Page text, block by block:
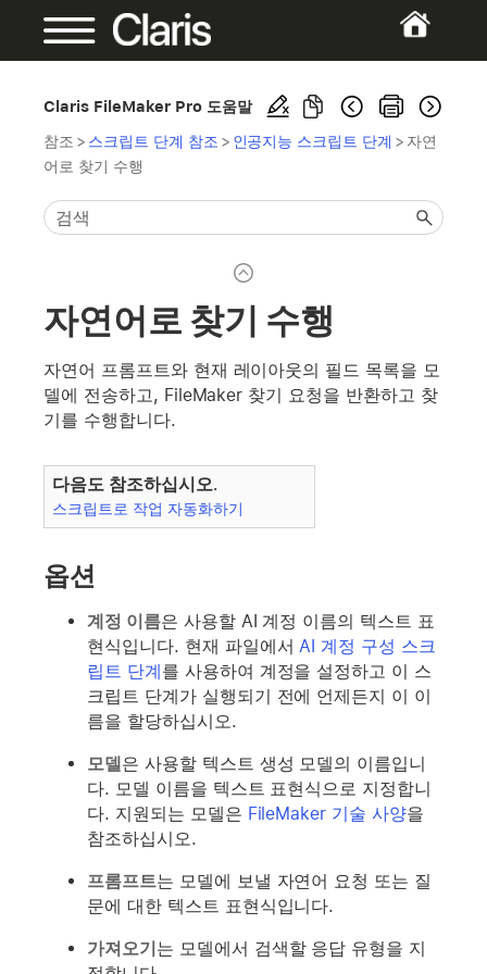
Claris FileMaker Pro 도움말
참조 > 스크립트 단계 참조 > 인공지능 스크립트 단계 > 자연
어로 찾기 수행
자연어로 찾기 수행
자연어 프롬프트와 현재 레이아웃의 필드 목록을 모
델에 전송하고, FileMaker 찾기 요청을 반환하고 찾
기를 수행합니다.
다음도 참조하십시오.
스크립트로 작업 자동화하기
옵션
계정 이름은 사용할 AI 계정 이름의 텍스트 표
현식입니다. 현재 파일에서 AI 계정 구성 스크
립트 단계를 사용하여 계정을 설정하고 이 스
크립트 단계가 실행되기 전에 언제든지 이 이
름을 할당하십시오.
모델은 사용할 텍스트 생성 모델의 이름입니
다. 모델 이름을 텍스트 표현식으로 지정합니
다. 지원되는 모델은 FileMaker 기술 사양을
참조하십시오.
프롬프트는 모델에 보낼 자연어 요청 또는 질
문에 대한 텍스트 표현식입니다.
가져오기는 모델에서 검색할 응답 유형을 지